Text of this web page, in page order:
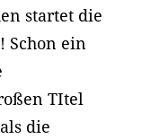
startet die
Schon ein
TItel
die